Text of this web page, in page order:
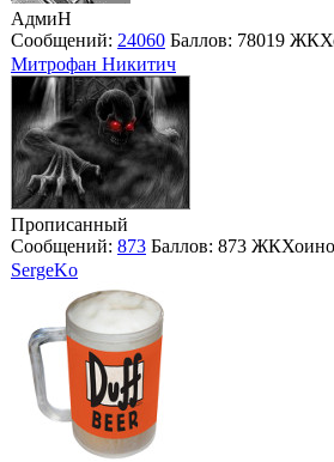
АдмиН
Сообщений: 24060 Баллов: 78019
Митрофан Никитич
Прописанный
Сообщений: 873 Баллов: 873
SergeKo